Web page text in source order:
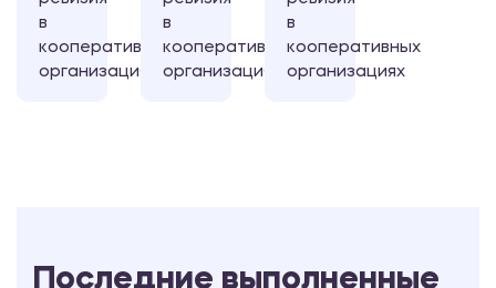
в
кооперативных
организациях
в
кооперативных
организациях
в
кооперативных
организациях
Последние выполненные